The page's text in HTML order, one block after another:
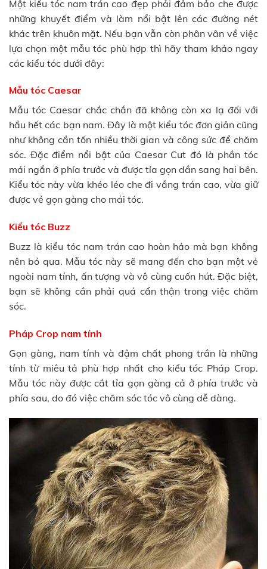
Một kiểu tóc nam trán cao đẹp phải đảm bảo che được
những khuyết điểm và làm nổi bật lên các đường nét
khác trên khuôn mặt. Nếu bạn vẫn còn phân vân về việc
lựa chọn một mẫu tóc phù hợp thì hãy tham khảo ngay
các kiểu tóc dưới đây:
Mẫu tóc Caesar
Mẫu tóc Caesar chắc chắn đã không còn xa lạ đối với
hầu hết các bạn nam. Đây là một kiểu tóc đơn giản cũng
như không cần tốn nhiều thời gian và công sức để chăm
sóc. Đặc điểm nổi bật của Caesar Cut đó là phần tóc
mái ngắn ở phía trước và được tỉa gọn dần sang hai bên.
Kiểu tóc này vừa khéo léo che đi vầng trán cao, vừa giữ
được vẻ gọn gàng cho mái tóc.
Kiểu tóc Buzz
Buzz là kiểu tóc nam trán cao hoàn hảo mà bạn không
nên bỏ qua. Mẫu tóc này sẽ mang đến cho bạn một vẻ
ngoài nam tính, ấn tượng và vô cùng cuốn hút. Đặc biệt,
bạn sẽ không cần phải quá cẩn thận trong việc chăm
sóc.
Pháp Crop nam tính
Gọn gàng, nam tính và đậm chất phong trần là những
tính từ miêu tả phù hợp nhất cho kiểu tóc Pháp Crop.
Mẫu tóc này được cắt tỉa gọn gàng cả ở phía trước và
phía sau, do đó việc chăm sóc tóc vô cùng dễ dàng.